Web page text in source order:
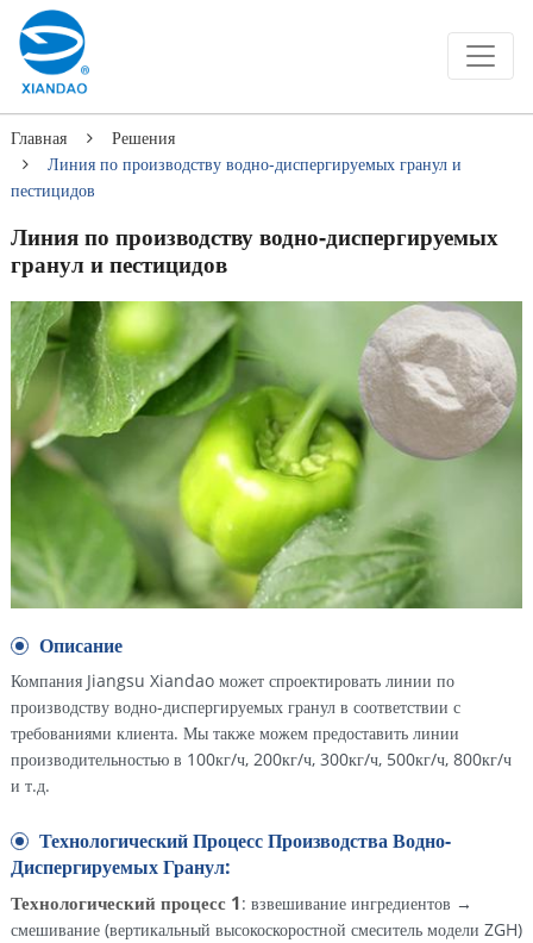
Главная
Решения
Линия по производству водно-диспергируемых гранул и
пестицидов
Линия по производству водно-диспергируемых
гранул и пестицидов
Описание
Компания Jiangsu Xiandao может спроектировать линии по
производству водно-диспергируемых гранул в соответствии с
требованиями клиента. Мы также можем предоставить линии
производительностью в 100кг/ч, 200кг/ч, 300кг/ч, 500кг/ч, 800кг/ч
и т.д.
Технологический Процесс Производства Водно-
Диспергируемых Гранул:
Технологический процесс 1: взвешивание ингредиентов →
смешивание (вертикальный высокоскоростной смеситель модели ZGH)